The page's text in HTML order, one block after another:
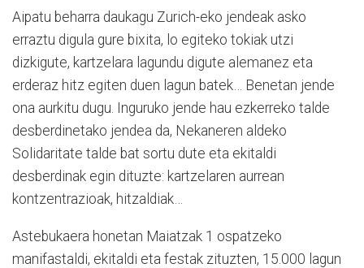
Aipatu beharra daukagu Zurich-eko jendeak asko
erraztu digula gure bixita, lo egiteko tokiak utzi
dizkigute, kartzelara lagundu digute alemanez eta
erderaz hitz egiten duen lagun batek… Benetan jende
ona aurkitu dugu. Inguruko jende hau ezkerreko talde
desberdinetako jendea da, Nekaneren aldeko
Solidaritate talde bat sortu dute eta ekitaldi
desberdinak egin dituzte: kartzelaren aurrean
kontzentrazioak, hitzaldiak…
Astebukaera honetan Maiatzak 1 ospatzeko
manifastaldi, ekitaldi eta festak zituzten, 15.000 lagun